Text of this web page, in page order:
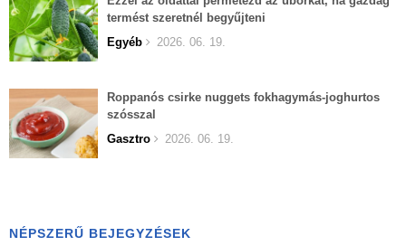
termést szeretnél begyűjteni
Egyéb
2026. 06. 19.
Roppanós csirke nuggets fokhagymás-joghurtos
szósszal
Gasztro
2026. 06. 19.
NÉPSZERŰ BEJEGYZÉSEK